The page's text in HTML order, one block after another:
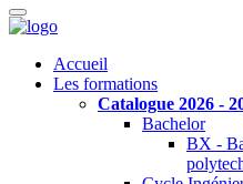
Accueil
Les formations
Catalogue 2026 -
Bachelor
BX -